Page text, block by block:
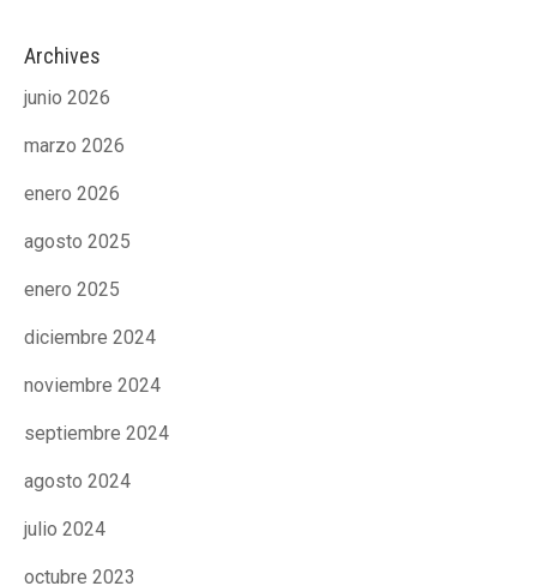
Archives
junio 2026
marzo 2026
enero 2026
agosto 2025
enero 2025
diciembre 2024
noviembre 2024
septiembre 2024
agosto 2024
julio 2024
octubre 2023
ACTUALITAT
ACTUALITAT